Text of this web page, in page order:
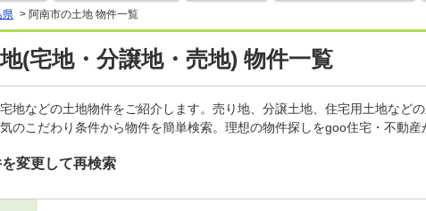
県 > 阿南市の土地 物件一覧
(宅地・分譲地・売地) 物件一覧
地などの土地物件をご紹介します。売り地、分譲土地、住宅用土地など
のこだわり条件から物件を簡単検索。理想の物件探しをgoo住宅・不動産
変更して再検索